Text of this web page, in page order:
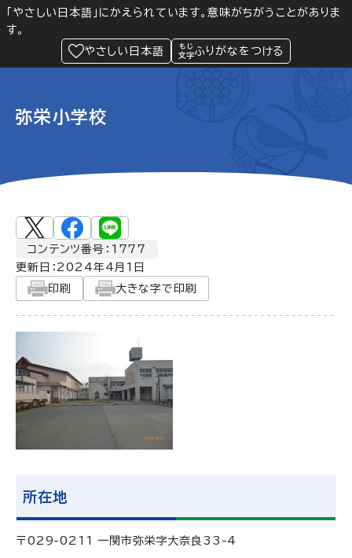
「やさしい日本語」にかえられています。意味がちがうことがありま
す。
やさしい日本語
ふりがなをつける
Language 閲覧支援
緊急情報
弥栄小学校
コンテンツ番号：1777
更新日： 2024年4月1日
印刷
大きな字で印刷
所在地
〒029-0211 一関市弥栄字大奈良33-4